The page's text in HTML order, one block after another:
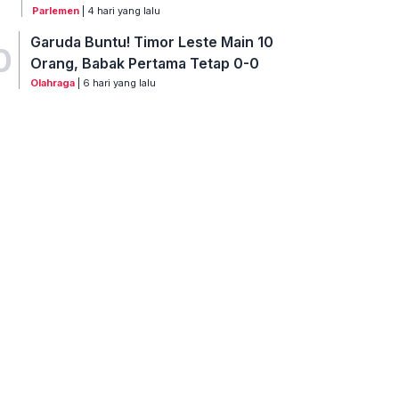
Parlemen | 4 hari yang lalu
Garuda Buntu! Timor Leste Main 10
Orang, Babak Pertama Tetap 0-0
Olahraga| 6 hari yang lalu